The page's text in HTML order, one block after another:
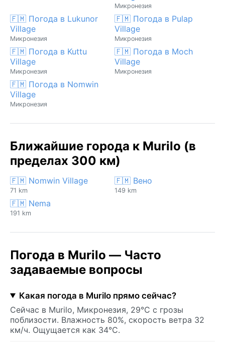
Микронезия
🇫🇲 Погода в Lukunor
Village
Микронезия
🇫🇲 Погода в Pulap
Village
Микронезия
🇫🇲 Погода в Kuttu
Village
Микронезия
🇫🇲 Погода в Moch
Village
Микронезия
🇫🇲 Погода в Nomwin
Village
Микронезия
Ближайшие города к Murilo (в
пределах 300 км)
🇫🇲 Nomwin Village
71 km
🇫🇲 Вено
149 km
🇫🇲 Nema
191 km
Погода в Murilo — Часто
задаваемые вопросы
Какая погода в Murilo прямо сейчас?
Сейчас в Murilo, Микронезия, 29°C с грозы
поблизости. Влажность 80%, скорость ветра 32
км/ч. Ощущается как 34°C.